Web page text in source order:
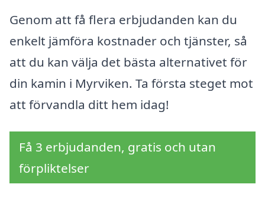
Genom att få flera erbjudanden kan du
enkelt jämföra kostnader och tjänster, så
att du kan välja det bästa alternativet för
din kamin i Myrviken. Ta första steget mot
att förvandla ditt hem idag!
Få 3 erbjudanden, gratis och utan
förpliktelser